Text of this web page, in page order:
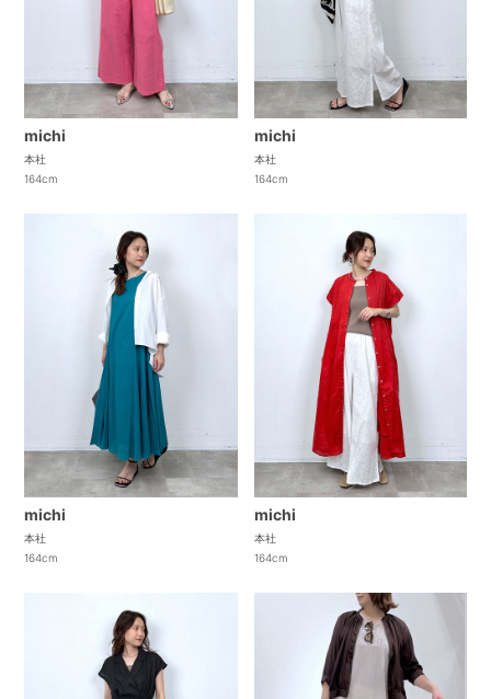
michi
本社
164cm
michi
本社
164cm
michi
本社
164cm
michi
本社
164cm